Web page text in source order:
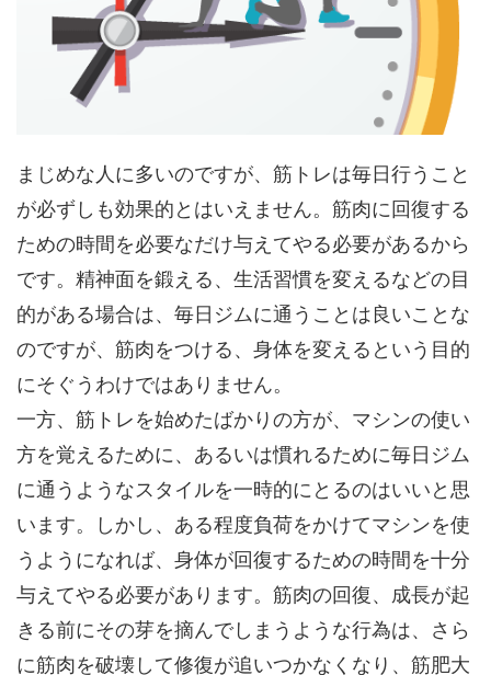
まじめな人に多いのですが、筋トレは毎日行うこと
が必ずしも効果的とはいえません。筋肉に回復する
ための時間を必要なだけ与えてやる必要があるから
です。精神面を鍛える、生活習慣を変えるなどの目
的がある場合は、毎日ジムに通うことは良いことな
のですが、筋肉をつける、身体を変えるという目的
にそぐうわけではありません。
一方、筋トレを始めたばかりの方が、マシンの使い
方を覚えるために、あるいは慣れるために毎日ジム
に通うようなスタイルを一時的にとるのはいいと思
います。しかし、ある程度負荷をかけてマシンを使
うようになれば、身体が回復するための時間を十分
与えてやる必要があります。筋肉の回復、成長が起
きる前にその芽を摘んでしまうような行為は、さら
に筋肉を破壊して修復が追いつかなくなり、筋肥大